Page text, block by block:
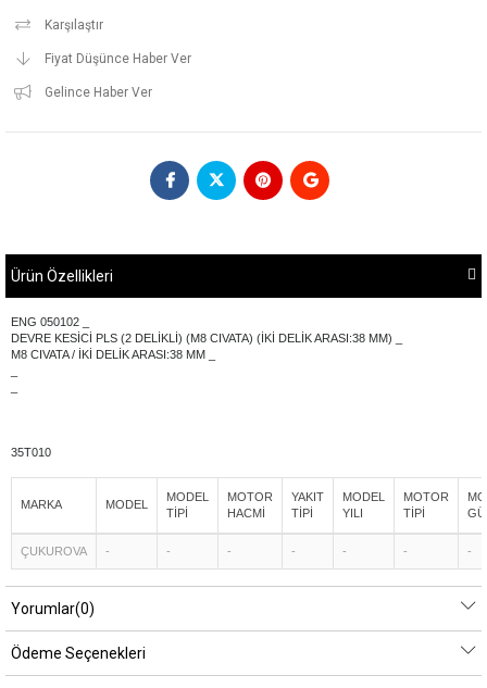
Karşılaştır
Fiyat Düşünce Haber Ver
Gelince Haber Ver
Ürün Özellikleri
ENG 050102 _
DEVRE KESİCİ PLS (2 DELİKLİ) (M8 CIVATA) (İKİ DELİK ARASI:38 MM) _
M8 CIVATA / İKİ DELİK ARASI:38 MM _
35T010
MARKA MODEL
MODEL
TİPİ
MOTOR
HACMİ
YAKIT
TİPİ
MODEL
YILI
MOTOR
TİPİ
ÇUKUROVA - - - - - - -
Yorumlar(0)
Ödeme Seçenekleri